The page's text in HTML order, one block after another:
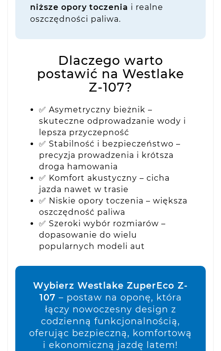
niższe opory toczenia i realne
oszczędności paliwa.
Dlaczego warto
postawić na Westlake
Z-107?
✅ Asymetryczny bieżnik –
skuteczne odprowadzanie wody i
lepsza przyczepność
✅ Stabilność i bezpieczeństwo –
precyzja prowadzenia i krótsza
droga hamowania
✅ Komfort akustyczny – cicha
jazda nawet w trasie
✅ Niskie opory toczenia – większa
oszczędność paliwa
✅ Szeroki wybór rozmiarów –
dopasowanie do wielu
popularnych modeli aut
Wybierz Westlake ZuperEco Z-
107 – postaw na oponę, która
łączy nowoczesny design z
codzienną funkcjonalnością,
oferując bezpieczną, komfortową
i ekonomiczną jazdę latem!